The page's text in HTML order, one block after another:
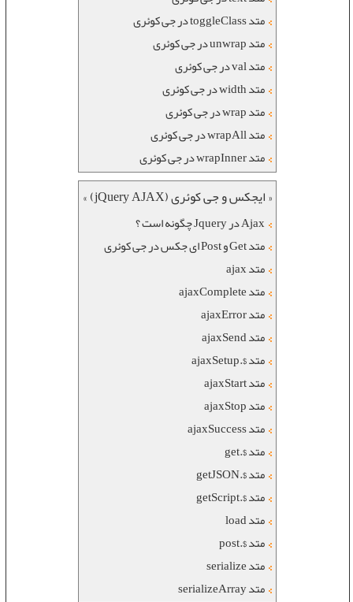
متد toggleClass در جی کوئری
متد unwrap در جی کوئری
متد val در جی کوئری
متد width در جی کوئری
متد wrap در جی کوئری
متد wrapAll در جی کوئری
متد wrapInner در جی کوئری
« ایجکس و جی کوئری (jQuery AJAX) »
Ajax در Jquery چگونه است ؟
متد Get و Post ای جکس در جی کوئری
متد ajax
متد ajaxComplete
متد ajaxError
متد ajaxSend
متد $.ajaxSetup
متد ajaxStart
متد ajaxStop
متد ajaxSuccess
متد $.get
متد $.getJSON
متد $.getScript
متد load
متد $.post
متد serialize
متد serializeArray